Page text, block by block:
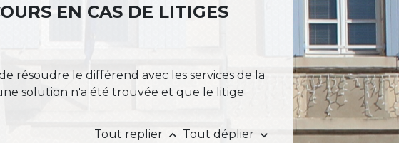
EN CAS DE LITIGES
résoudre le différend avec les services de la
solution n'a été trouvée et que le litige
Tout replier keyboard_arrow_up Tout déplier keyboard_arrow_down